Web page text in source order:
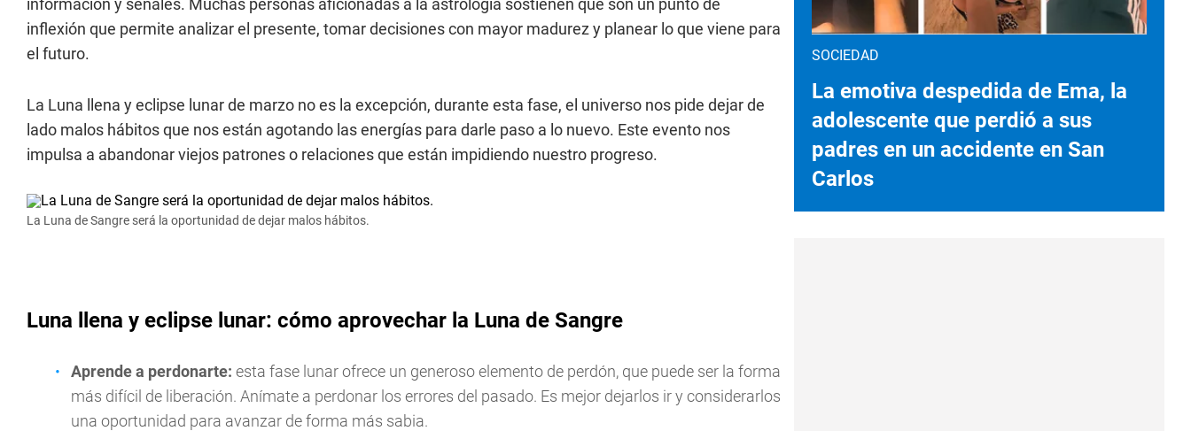
información y señales. Muchas personas aficionadas a la astrología sostienen que son un punto de
inflexión que permite analizar el presente, tomar decisiones con mayor madurez y planear lo que viene para
el futuro.
La Luna llena y eclipse lunar de marzo no es la excepción, durante esta fase, el universo nos pide dejar de
lado malos hábitos que nos están agotando las energías para darle paso a lo nuevo. Este evento nos
impulsa a abandonar viejos patrones o relaciones que están impidiendo nuestro progreso.
La Luna de Sangre será la oportunidad de dejar malos hábitos.
Luna llena y eclipse lunar: cómo aprovechar la Luna de Sangre
Aprende a perdonarte: esta fase lunar ofrece un generoso elemento de perdón, que puede ser la forma
más difícil de liberación. Anímate a perdonar los errores del pasado. Es mejor dejarlos ir y considerarlos
una oportunidad para avanzar de forma más sabia.
SOCIEDAD
La emotiva despedida de Ema, la
adolescente que perdió a sus
padres en un accidente en San
Carlos